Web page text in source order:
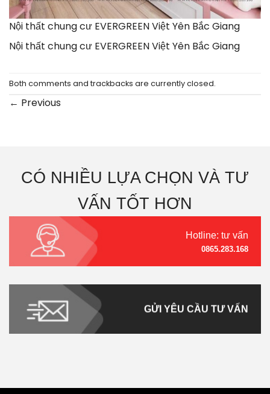
Nội thất chung cư EVERGREEN Việt Yên Bắc Giang
Nội thất chung cư EVERGREEN Việt Yên Bắc Giang
Both comments and trackbacks are currently closed.
← Previous
CÓ NHIỀU LỰA CHỌN VÀ TƯ
VẤN TỐT HƠN
Hotline: tư vấn
0865.283.168
GỬI YÊU CẦU TƯ VẤN